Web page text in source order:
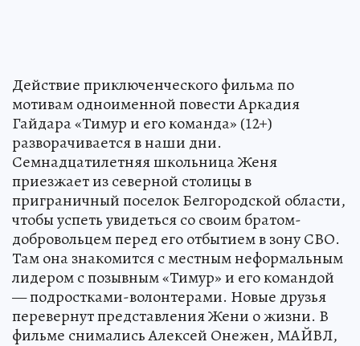
Действие приключенческого фильма по
мотивам одноименной повести Аркадия
Гайдара «Тимур и его команда» (12+)
разворачивается в наши дни.
Семнадцатилетняя школьница Женя
приезжает из северной столицы в
приграничный поселок Белгородской области,
чтобы успеть увидеться со своим братом-
добровольцем перед его отбытием в зону СВО.
Там она знакомится с местным неформальным
лидером с позывным «Тимур» и его командой
— подростками-волонтерами. Новые друзья
перевернут представления Жени о жизни. В
фильме снимались Алексей Онежен, МАЙВЛ,